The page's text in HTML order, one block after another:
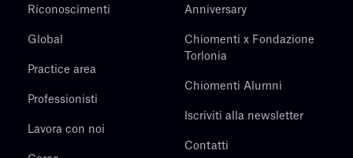
Riconoscimenti
Global
Practice area
Professionisti
Lavora con noi
Anniversary
Chiomenti x Fondazione
Torlonia
Chiomenti Alumni
Iscriviti alla newsletter
Contatti